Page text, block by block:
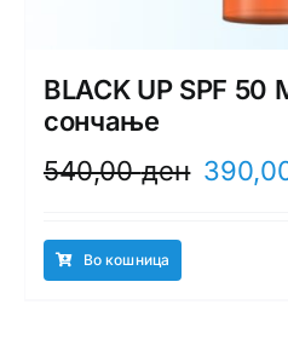
BLACK UP SPF 50
сончање
540,00ден Original
Во кошница